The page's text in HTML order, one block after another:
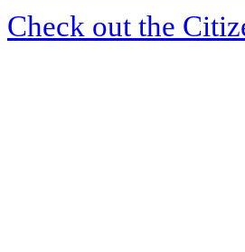
Check out the